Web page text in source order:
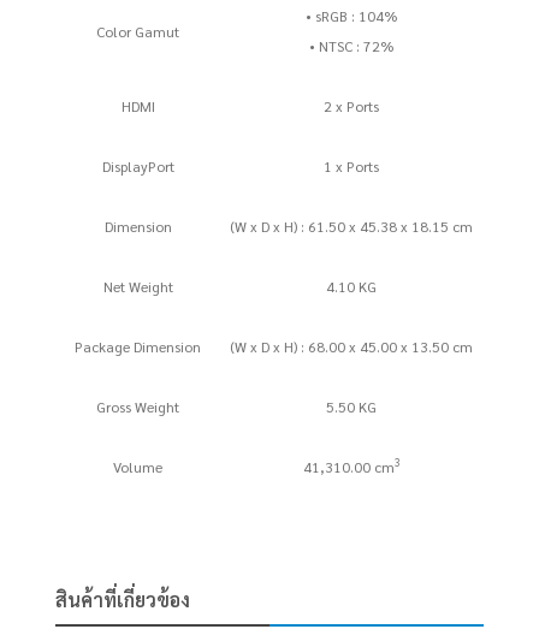
Color Gamut
• sRGB : 104%
• NTSC : 72%
HDMI 2 x Ports
DisplayPort 1 x Ports
Dimension (W x D x H) : 61.50 x 45.38 x 18.15 cm
Net Weight 4.10 KG
Package Dimension (W x D x H) : 68.00 x 45.00 x 13.50 cm
Gross Weight 5.50 KG
Volume 41,310.00 cm3
สินค้าที่เกี่ยวข้อง